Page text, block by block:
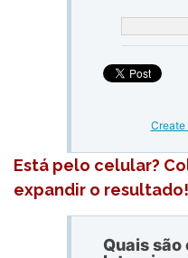
Create
Está pelo celular?
expandir o resultado!
Quais são